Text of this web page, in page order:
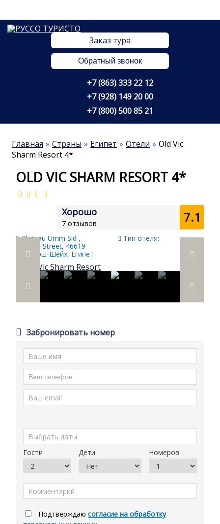
Заказ тура
Обратный звонок
+7 (863) 333 22 12
+7 (928) 149 20 00
+7 (800) 500 85 21
Главная Страны Египет Отели
Old Vic
Sharm Resort 4*
OLD VIC SHARM RESORT 4*
Хорошо
7 отзывов 7.1
Plateau Umm Sid ,
Motalat Street, 46619
Шарм-эш-Шейх, Египет
Тип отеля:
Забронировать номер
Гости Дети Номеров
Подтверждаю согласие на обработку